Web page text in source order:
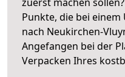
Punkte, die bei
nach Neukirchen-
Angefangen bei der
Verpacken Ihres